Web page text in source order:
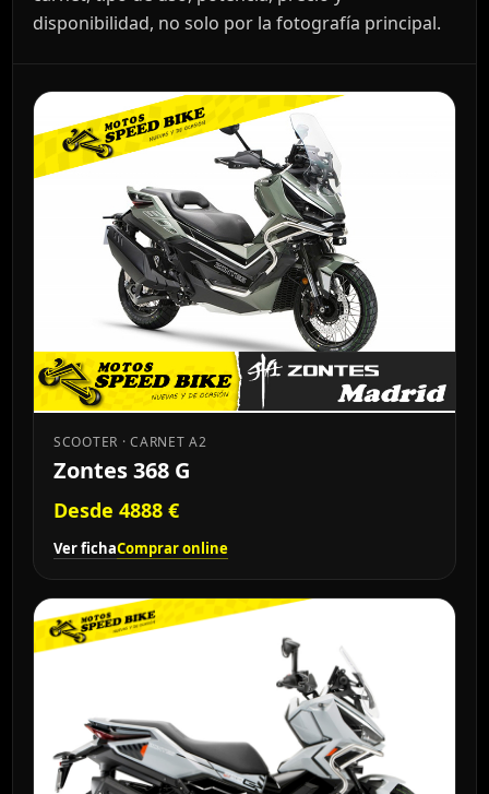
disponibilidad, no solo por la fotografía principal.
SCOOTER · CARNET A2
Zontes 368 G
Desde 4888 €
Ver fichaComprar online